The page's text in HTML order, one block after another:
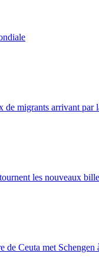
de migrants arrivant par
les nouveaux
de Ceuta met Schengen